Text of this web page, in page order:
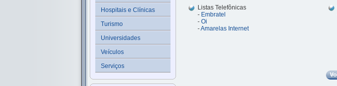
Hospitais e Clínicas
Turismo
Universidades
Veículos
Serviços
Listas Telefônicas
- Embratel
- Oi
-Amarelas Internet